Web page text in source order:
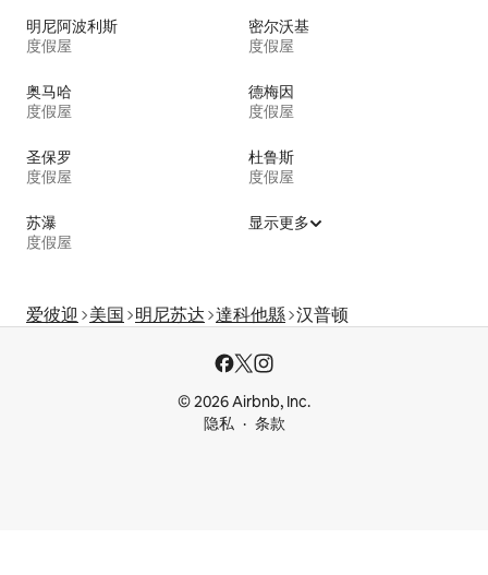
明尼阿波利斯
度假屋
密尔沃基
度假屋
奥马哈
度假屋
德梅因
度假屋
圣保罗
度假屋
杜鲁斯
度假屋
苏瀑
度假屋
显示更多
爱彼迎 美国 明尼苏达 達科他縣 汉普顿
© 2026 Airbnb, Inc.
隐私
条款